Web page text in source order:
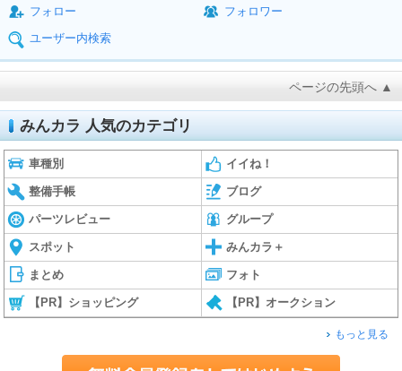
フォロー
フォロワー
ユーザー内検索
ページの先頭へ ▲
みんカラ 人気のカテゴリ
車種別 イイね！
整備手帳 ブログ
パーツレビュー グループ
スポット みんカラ＋
まとめ フォト
【PR】ショッピング 【PR】オークション
もっと見る